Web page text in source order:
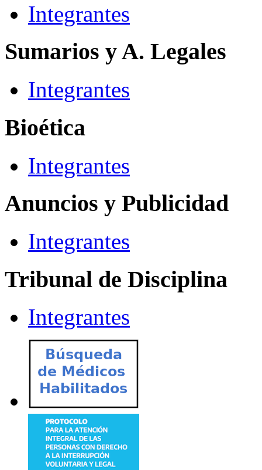
Integrantes
Sumarios y A. Legales
Integrantes
Bioética
Integrantes
Anuncios y Publicidad
Integrantes
Tribunal de Disciplina
Integrantes